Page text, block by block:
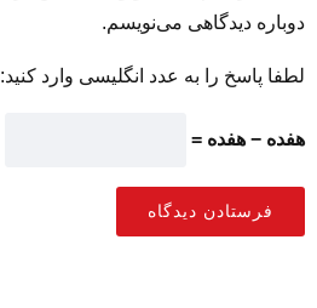
دوباره دیدگاهی می‌نویسم.
لطفا پاسخ را به عدد انگلیسی وارد کنید:
هفده − هفده =